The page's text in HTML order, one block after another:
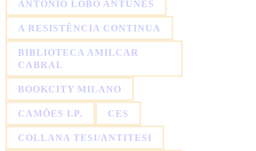
ANTÓNIO LOBO ANTUNES
A RESISTÊNCIA CONTINUA
BIBLIOTECA AMILCAR
CABRAL
BOOKCITY MILANO
CAMÕES I.P. CES
COLLANA TESI/ANTITESI